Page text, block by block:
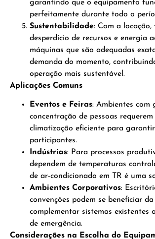
garantindo que o equipamento
perfeitamente durante todo o
Sustentabilidade: Com a locação,
desperdício de recursos e energia
máquinas que são adequadas
demanda do momento,
operação mais sustentável.
Aplicações Comuns
Eventos e Feiras: Ambientes com
concentração de pessoas
climatização eficiente para
participantes.
Indústrias: Para processos
dependem de temperaturas
de ar-condicionado em TR é uma
Ambientes Corporativos:
convenções podem se beneficiar
complementar sistemas existentes
de emergência.
Considerações na Escolha do